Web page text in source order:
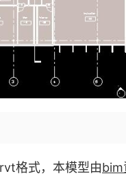
格式，本模型由bim